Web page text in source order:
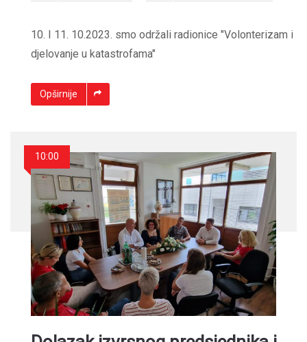
10. I 11. 10.2023. smo održali radionice "Volonterizam i
djelovanje u katastrofama"
Opširnije
10:00